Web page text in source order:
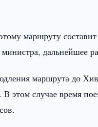
маршруту
дальнейшее
маршрута до
В этом случае время